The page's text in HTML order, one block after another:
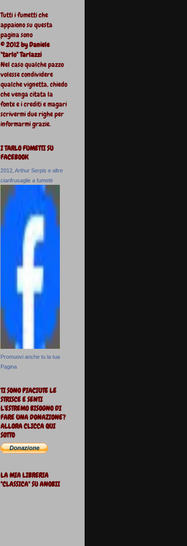
Tutti i fumetti che
appaiono su questa
pagina sono
© 2012 by Daniele
"tarlo" Tarlazzi
Nel caso qualche pazzo
volesse condividere
qualche vignetta, chiedo
che venga citata la
fonte e i crediti e magari
scrivermi due righe per
informarmi grazie.
I TARLO FUMETTI SU
FACEBOOK
2012, Arthur Serpis e altre
cianfrusaglie a fumetti
Promuovi anche tu la tua
Pagina
TI SONO PIACIUTE LE
STRISCE E SENTI
L'ESTREMO BISOGNO DI
FARE UNA DONAZIONE?
ALLORA CLICCA QUI
SOTTO
LA MIA LIBRERIA
"CLASSICA" SU ANOBII